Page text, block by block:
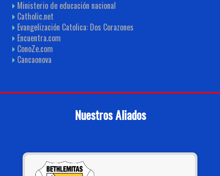
Ministerio de educación nacional
Catholic.net
Evangelización Catolica: Dos Corazones
Encuentra.com
ConoZe.com
Cancaonova
Nuestros Aliados